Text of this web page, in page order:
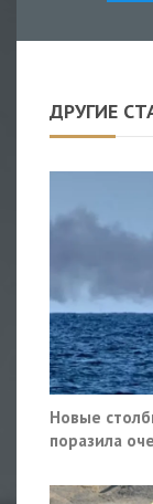
ДРУГИЕ
Новые
поразила